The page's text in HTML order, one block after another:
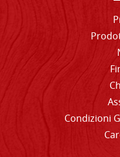
Condizioni